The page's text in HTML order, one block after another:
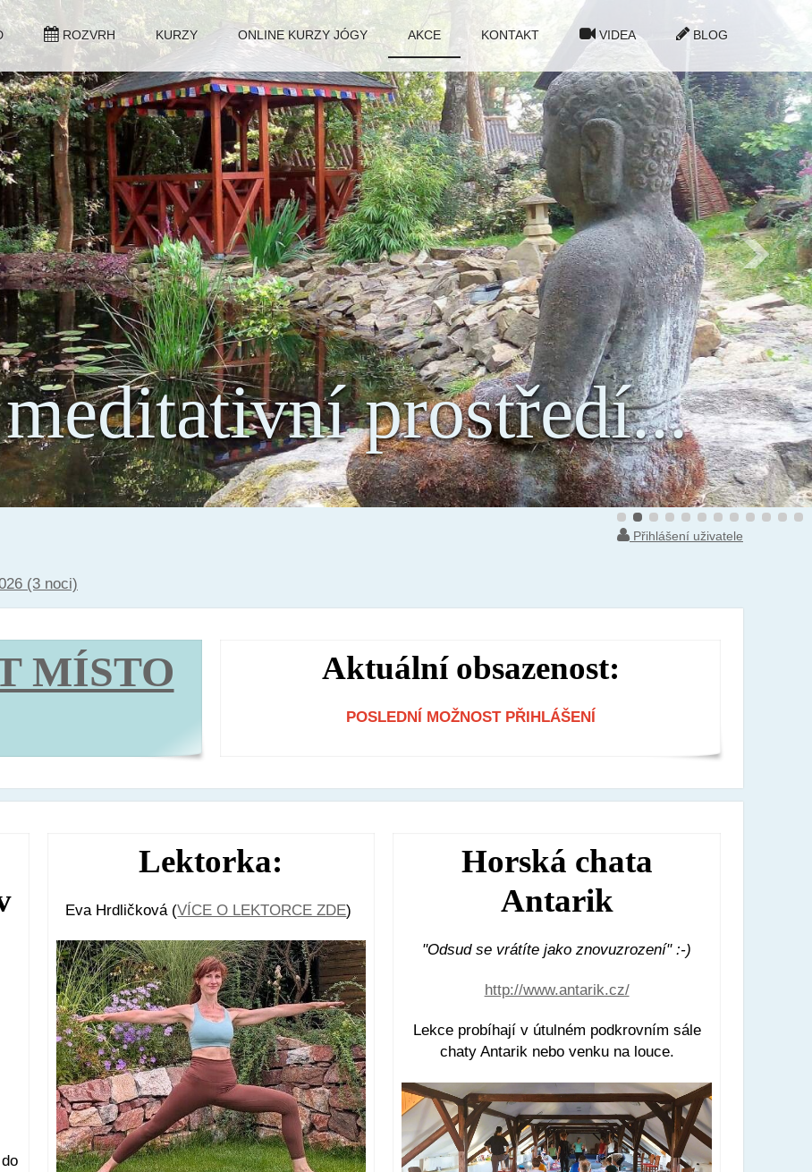
prostředí...
ROZVRH KURZY ONLINE KURZY JÓGY AKCE KONTAKT VIDEA BLOG
Přihlášení uživatele
(3 noci)
MÍSTO Aktuální obsazenost:
POSLEDNÍ MOŽNOST PŘIHLÁŠENÍ
Lektorka:
Eva Hrdličková (VÍCE O LEKTORCE ZDE)
Horská chata
Antarik
"Odsud se vrátíte jako znovuzrození" :-)
http://www.antarik.cz/
Lekce probíhají v útulném podkrovním sále
chaty Antarik nebo venku na louce.